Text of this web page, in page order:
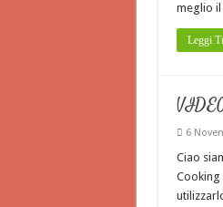
meglio
Leggi
6
Ciao
Cooking